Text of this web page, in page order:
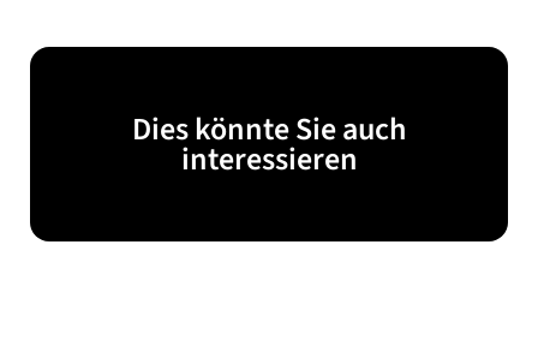
Dies könnte Sie auch
interessieren